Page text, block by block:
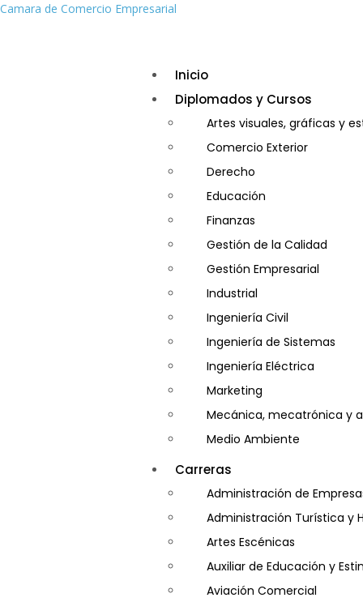
Camara de Comercio Empresarial
Inicio
Diplomados y Cursos
Artes visuales, gráficas y
Comercio Exterior
Derecho
Educación
Finanzas
Gestión de la Calidad
Gestión Empresarial
Industrial
Ingeniería Civil
Ingeniería de Sistemas
Ingeniería Eléctrica
Marketing
Mecánica, mecatrónica y
Medio Ambiente
Minería e Hidrocarburos
Salud y Psicología
Seguridad
Carreras
Administración de
Administración Turística y
Artes Escénicas
Auxiliar de Educación y
Aviación Comercial